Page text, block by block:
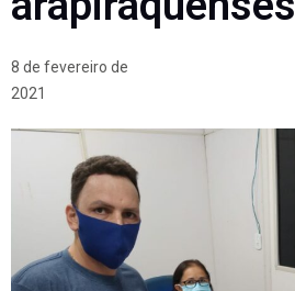
8 de fevereiro de
2021